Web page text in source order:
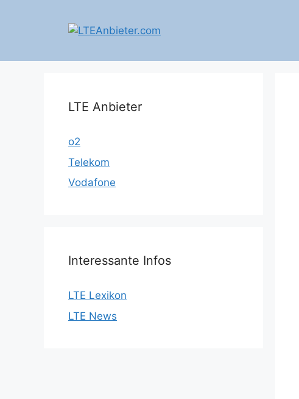
LTE Anbieter
o2
Telekom
Vodafone
Interessante Infos
LTE Lexikon
LTE News